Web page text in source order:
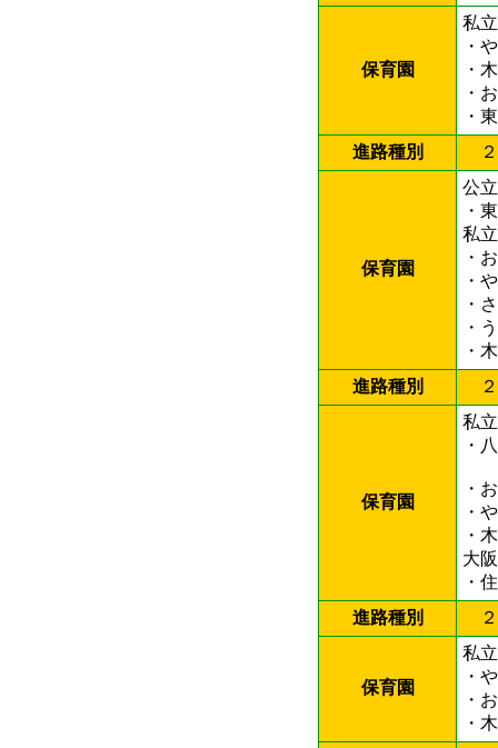
保育園
私立
・
進路種別
２
保育園
公立
・
私立
進路種別
２
保育園
私立
大
進路種別
２
保育園
私立